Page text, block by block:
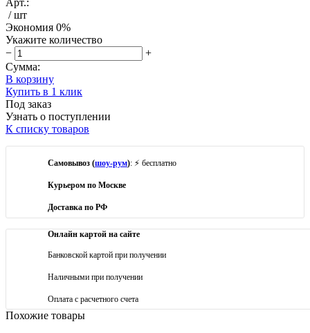
/ шт
Экономия 0%
Укажите количество
−
+
Сумма:
В корзину
Купить в 1 клик
Под заказ
Узнать о поступлении
К списку товаров
Самовывоз (шоу-рум): ⚡ бесплатно
Курьером по Москве
Доставка по РФ
Онлайн картой на сайте
Банковской картой при получении
Наличными при получении
Оплата с расчетного счета
Похожие товары